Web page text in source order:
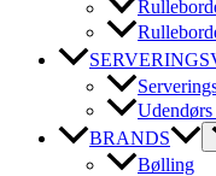
BRANDS
Bølling